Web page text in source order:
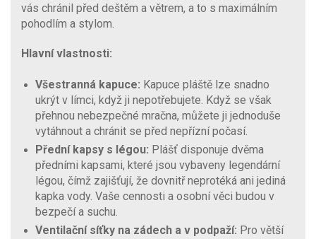
vás chránil před deštěm a větrem, a to s maximálním
pohodlím a stylom.
Hlavní vlastnosti:
Všestranná kapuce: Kapuce pláště lze snadno
ukrýt v límci, když ji nepotřebujete. Když se však
přehnou nebezpečné mračna, můžete ji jednoduše
vytáhnout a chránit se před nepřízní počasí.
Přední kapsy s légou: Plášť disponuje dvěma
předními kapsami, které jsou vybaveny legendární
légou, čímž zajišťují, že dovnitř neprotéká ani jediná
kapka vody. Vaše cennosti a osobní věci budou v
bezpečí a suchu.
Ventilační síťky na zádech a v podpaží: Pro větší